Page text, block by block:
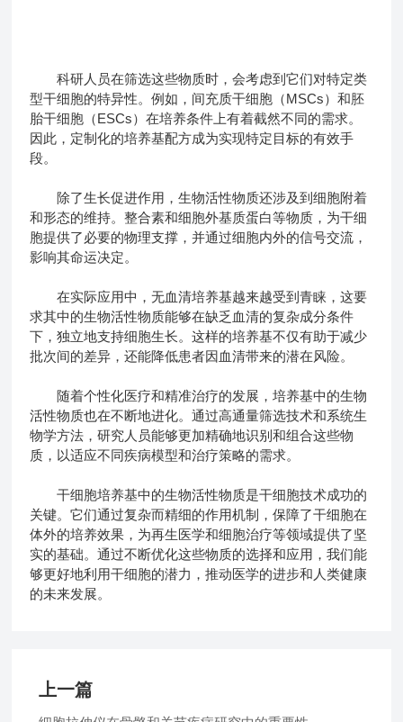
科研人员在筛选这些物质时，会考虑到它们对特定类
型干细胞的特异性。例如，间充质干细胞（MSCs）和胚
胎干细胞（ESCs）在培养条件上有着截然不同的需求。
因此，定制化的培养基配方成为实现特定目标的有效手
段。
除了生长促进作用，生物活性物质还涉及到细胞附着
和形态的维持。整合素和细胞外基质蛋白等物质，为干细
胞提供了必要的物理支撑，并通过细胞内外的信号交流，
影响其命运决定。
在实际应用中，无血清培养基越来越受到青睐，这要
求其中的生物活性物质能够在缺乏血清的复杂成分条件
下，独立地支持细胞生长。这样的培养基不仅有助于减少
批次间的差异，还能降低患者因血清带来的潜在风险。
随着个性化医疗和精准治疗的发展，培养基中的生物
活性物质也在不断地进化。通过高通量筛选技术和系统生
物学方法，研究人员能够更加精确地识别和组合这些物
质，以适应不同疾病模型和治疗策略的需求。
干细胞培养基中的生物活性物质是干细胞技术成功的
关键。它们通过复杂而精细的作用机制，保障了干细胞在
体外的培养效果，为再生医学和细胞治疗等领域提供了坚
实的基础。通过不断优化这些物质的选择和应用，我们能
够更好地利用干细胞的潜力，推动医学的进步和人类健康
的未来发展。
上一篇